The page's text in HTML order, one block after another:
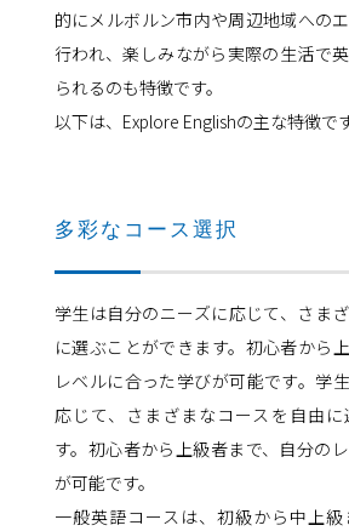
的にメルボルン市内や周辺地域への
行われ、楽しみながら実際の生活で
られるのも特徴です。
以下は、Explore Englishの主な特徴です
多彩なコース選択
学生は自分のニーズに応じて、さま
に選ぶことができます。初心者から
レベルに合った学びが可能です。学
応じて、さまざまなコースを自由
す。初心者から上級者まで、自分の
が可能です。
一般英語コースは、初級から中上